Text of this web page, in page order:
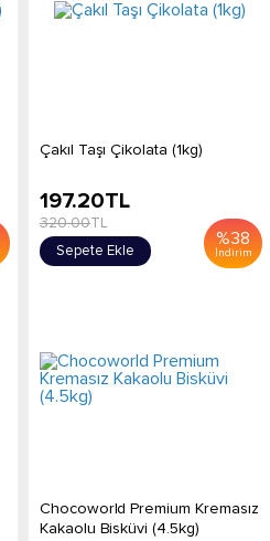
Çakıl Taşı Çikolata (1kg)
%38
İndirim
197.20TL
320.00TL
Sepete Ekle
Chocoworld Premium Kremasız
Kakaolu Bisküvi (4.5kg)